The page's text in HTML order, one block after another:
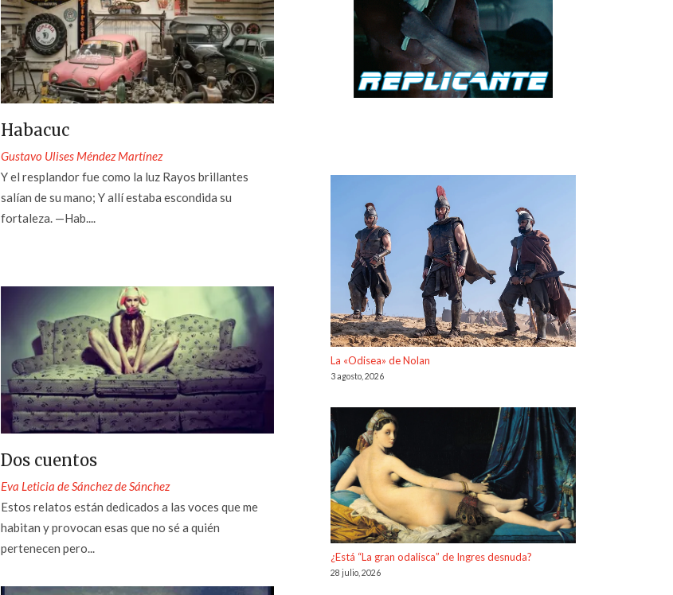
Habacuc
Gustavo Ulises Méndez Martínez
Y el resplandor fue como la luz Rayos brillantes
salían de su mano; Y allí estaba escondida su
fortaleza. —Hab....
Dos cuentos
Eva Leticia de Sánchez de Sánchez
Estos relatos están dedicados a las voces que me
habitan y provocan esas que no sé a quién
pertenecen pero...
La «Odisea» de Nolan
3 agosto, 2026
¿Está “La gran odalisca” de Ingres desnuda?
28 julio, 2026